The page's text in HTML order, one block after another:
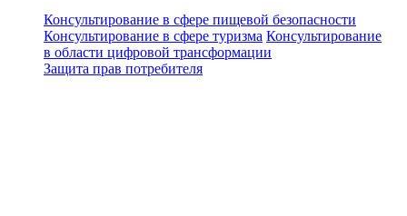
Консультирование в сфере пищевой безопасности
Консультирование в сфере туризма Консультирование
в области цифровой трансформации
Защита прав потребителя